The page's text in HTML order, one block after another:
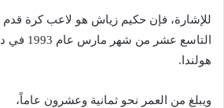
للإشارة، فإن حكيم زياش هو لاعب كرة قدم
التاسع عشر
هولندا.
ويبلغ من العمر نحو ثمانية وعشرون عاماً،